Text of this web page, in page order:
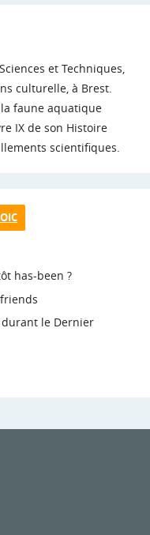
et Techniques,
culturelle, à Brest.
faune aquatique
IX de son Histoire
scientifiques.
has-been ?
le Dernier